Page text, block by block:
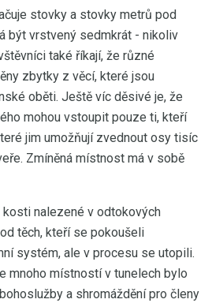
stovky a stovky metrů pod
být vrstvený sedmkrát - nikoliv
také říkají, že různé
zbytky z věcí, které jsou
oběti. Ještě víc děsivé je, že
mohou vstoupit pouze ti, kteří
jim umožňují zvednout osy tisíc
Zmíněná místnost má v sobě
kosti nalezené v odtokových
těch, kteří se pokoušeli
systém, ale v procesu se utopili.
mnoho místností v tunelech bylo
a shromáždění pro členy